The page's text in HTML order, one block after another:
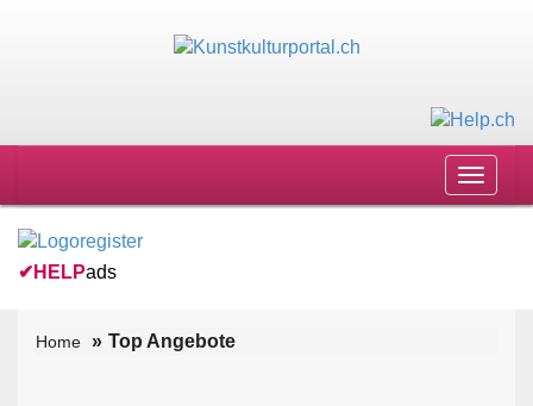
Toggle
✔ HELPads
Home Top Angebote